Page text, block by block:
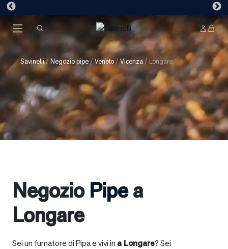
Savinelli/ Negozio pipe/Veneto /Vicenza / Longare
Negozio Pipea
Longare
Sei un fumatore di Pipa e vivi in a Longare? Sei